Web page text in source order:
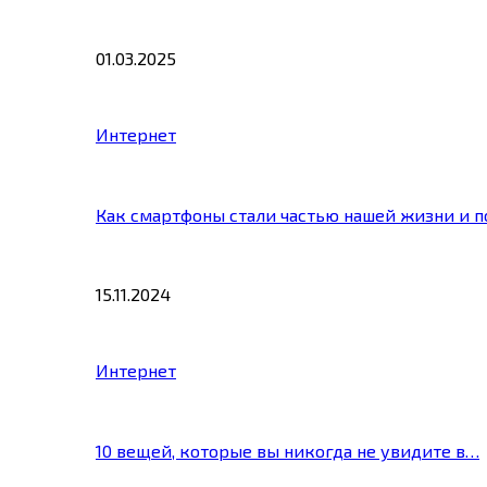
01.03.2025
Интернет
Как смартфоны стали частью нашей жизни и
15.11.2024
Интернет
10 вещей, которые вы никогда не увидите в…